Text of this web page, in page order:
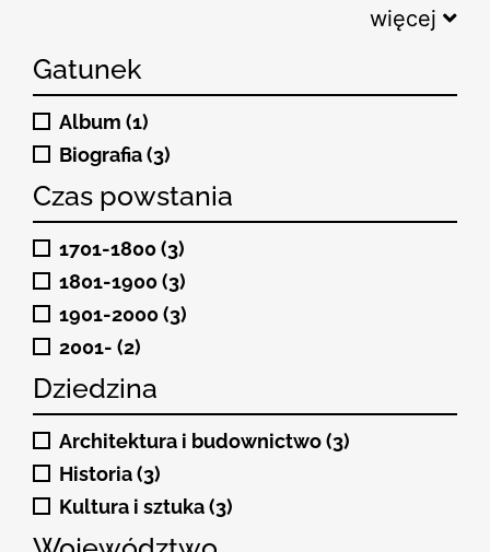
więcej
Gatunek
Album (1)
Biografia (3)
Czas powstania
1701-1800 (3)
1801-1900 (3)
1901-2000 (3)
2001- (2)
Dziedzina
Architektura i budownictwo (3)
Historia (3)
Kultura i sztuka (3)